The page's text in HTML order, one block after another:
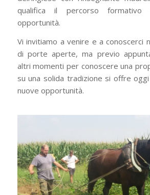
qualifica il percorso formativo
opportunità.
Vi invitiamo a venire e a conoscerci
di porte aperte, ma previo
altri momenti per conoscere una
su una solida tradizione si offre
nuove opportunità.